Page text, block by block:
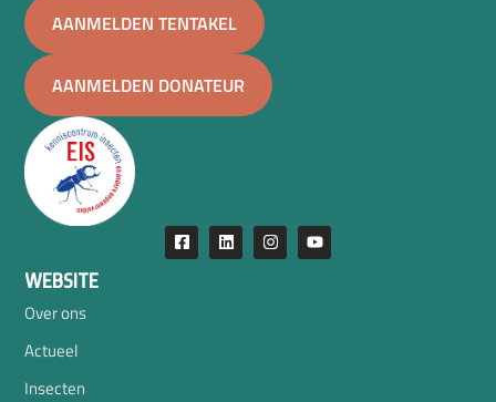
AANMELDEN TENTAKEL
AANMELDEN DONATEUR
WEBSITE
Over ons
Actueel
Insecten